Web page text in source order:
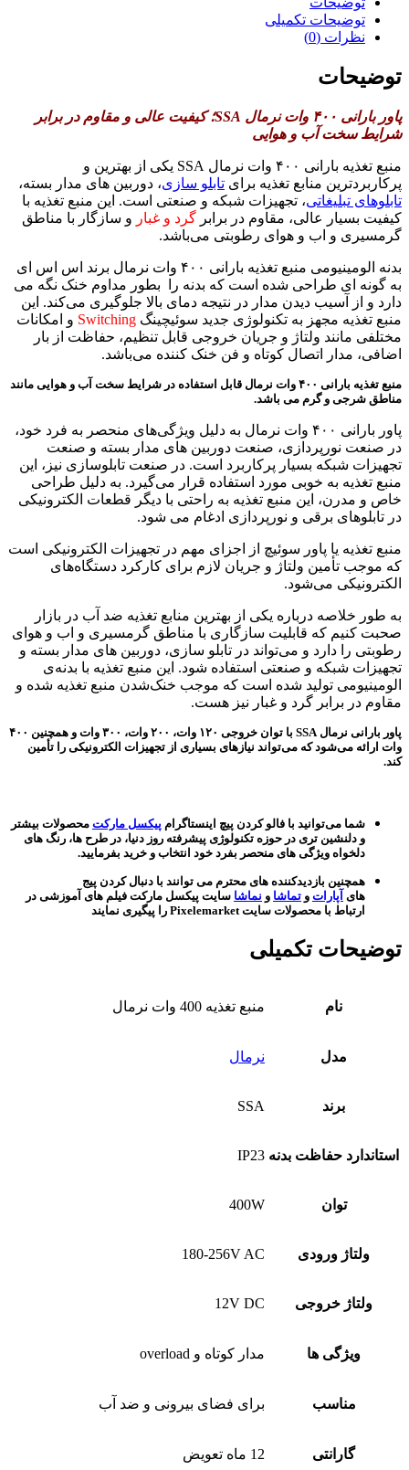
توضیحات تکمیلی
نظرات (0)
توضیحات
پاور بارانی ۴۰۰ وات نرمال SSA؛ کیفیت عالی و مقاوم در برابر
شرایط سخت آب و هوایی
منبع تغذیه بارانی ۴۰۰ وات نرمال SSA یکی از بهترین و
پرکاربردترین منابع تغذیه برای تابلو سازی، دوربین های مدار بسته،
تابلوهای تبلیغاتی، تجهیزات شبکه و صنعتی است. این منبع تغذیه با
کیفیت بسیار عالی، مقاوم در برابر گرد و غبار و سازگار با مناطق
گرمسیری و اب و هوای رطوبتی می‌باشد.
بدنه الومینیومی منبع تغذیه بارانی ۴۰۰ وات نرمال برند اس اس ای
به گونه ای طراحی شده است که بدنه را بطور مداوم خنک نگه می
دارد و از آسیب دیدن مدار در نتیجه دمای بالا جلوگیری می‌کند. این
منبع تغذیه مجهز به تکنولوژی جدید سوئیچینگ Switching و امکانات
مختلفی مانند ولتاژ و جریان خروجی قابل تنظیم، حفاظت از بار
اضافی، مدار اتصال کوتاه و فن خنک کننده می‌باشد.
منبع تغذیه بارانی ۴۰۰ وات نرمال قابل استفاده در شرایط سخت آب و هوایی مانند
مناطق شرجی و گرم می باشد.
پاور بارانی ۴۰۰ وات نرمال به دلیل ویژگی‌های منحصر به فرد خود،
در صنعت نورپردازی، صنعت دوربین های مدار بسته و صنعت
تجهیزات شبکه بسیار پرکاربرد است. در صنعت تابلوسازی نیز، این
منبع تغذیه به خوبی مورد استفاده قرار می‌گیرد. به دلیل طراحی
خاص و مدرن، این منبع تغذیه به راحتی با دیگر قطعات الکترونیکی
در تابلوهای برقی و نورپردازی ادغام می شود.
منبع تغذیه یا پاور سوئیچ از اجزای مهم در تجهیزات الکترونیکی است
که موجب تأمین ولتاژ و جریان لازم برای کارکرد دستگاه‌های
الکترونیکی می‌شود.
به طور خلاصه درباره یکی از بهترین منابع تغذیه ضد آب در بازار
صحبت کنیم که قابلیت سازگاری با مناطق گرمسیری و اب و هوای
رطوبتی را دارد و می‌تواند در تابلو سازی، دوربین های مدار بسته و
تجهیزات شبکه و صنعتی استفاده شود. این منبع تغذیه با بدنه‌ی
الومینیومی تولید شده است که موجب خنک‌شدن منبع تغذیه شده و
مقاوم در برابر گرد و غبار نیز هست.
پاور بارانی نرمال SSA با توان خروجی ۱۲۰ وات، ۲۰۰ وات، ۳۰۰ وات و همچنین ۴۰۰
وات ارائه می‌شود که می‌تواند نیازهای بسیاری از تجهیزات الکترونیکی را تأمین
کند.
شما می‌توانید با فالو کردن پیچ اینستاگرام پیکسل مارکت محصولات بیشتر
و دلنشین تری در حوزه تکنولوژی پیشرفته روز دنیا، در طرح ها، رنگ های
دلخواه ویژگی های منحصر بفرد خود انتخاب و خرید بفرمایید.
همچنین بازدیدکننده های محترم می توانند با دنبال کردن پیج
های آپارات و تماشا و نماشا سایت پیکسل مارکت فیلم های آموزشی در
ارتباط با محصولات سایت Pixelemarket را پیگیری نمایند
توضیحات تکمیلی
نام منبع تغذیه 400 وات نرمال
مدل نرمال
برند SSA
استاندارد حفاظت بدنه IP23
توان 400W
ولتاژ ورودی 180-256V AC
ولتاژ خروجی 12V DC
ویژگی ها مدار کوتاه و overload
مناسب برای فضای بیرونی و ضد آب
گارانتی 12 ماه تعویض